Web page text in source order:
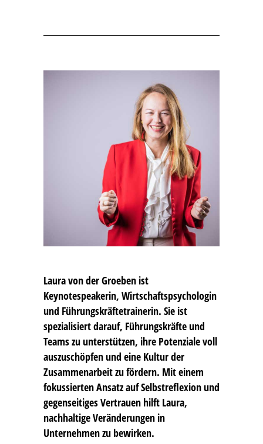
Laura von der Groeben ist
Keynotespeakerin, Wirtschaftspsychologin
und Führungskräftetrainerin. Sie ist
spezialisiert darauf, Führungskräfte und
Teams zu unterstützen, ihre Potenziale voll
auszuschöpfen und eine Kultur der
Zusammenarbeit zu fördern. Mit einem
fokussierten Ansatz auf Selbstreflexion und
gegenseitiges Vertrauen hilft Laura,
nachhaltige Veränderungen in
Unternehmen zu bewirken.